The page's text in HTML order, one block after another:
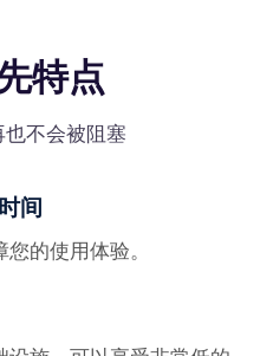
特点
不会被阻塞
间
的使用体验。